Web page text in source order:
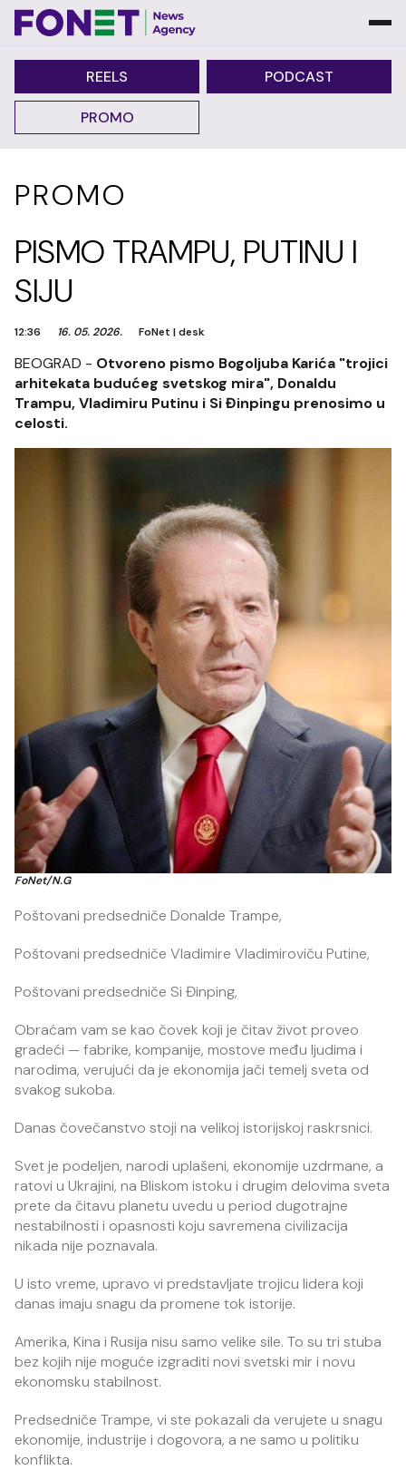
REELS PODCAST
PROMO
PROMO
PISMO TRAMPU, PUTINU I
SIJU
12:36 16. 05. 2026. FoNet |desk
BEOGRAD - Otvoreno pismo Bogoljuba Karića "trojici
arhitekata budućeg svetskog mira", Donaldu
Trampu, Vladimiru Putinu i Si Đinpingu prenosimo u
celosti.
FoNet/N.G
Poštovani predsedniče Donalde Trampe,
Poštovani predsedniče Vladimire Vladimiroviču Putine,
Poštovani predsedniče Si Đinping,
Obraćam vam se kao čovek koji je čitav život proveo
gradeći — fabrike, kompanije, mostove među ljudima i
narodima, verujući da je ekonomija jači temelj sveta od
svakog sukoba.
Danas čovečanstvo stoji na velikoj istorijskoj raskrsnici.
Svet je podeljen, narodi uplašeni, ekonomije uzdrmane, a
ratovi u Ukrajini, na Bliskom istoku i drugim delovima sveta
prete da čitavu planetu uvedu u period dugotrajne
nestabilnosti i opasnosti koju savremena civilizacija
nikada nije poznavala.
U isto vreme, upravo vi predstavljate trojicu lidera koji
danas imaju snagu da promene tok istorije.
Amerika, Kina i Rusija nisu samo velike sile. To su tri stuba
bez kojih nije moguće izgraditi novi svetski mir i novu
ekonomsku stabilnost.
Predsedniče Trampe, vi ste pokazali da verujete u snagu
ekonomije, industrije i dogovora, a ne samo u politiku
konflikta.